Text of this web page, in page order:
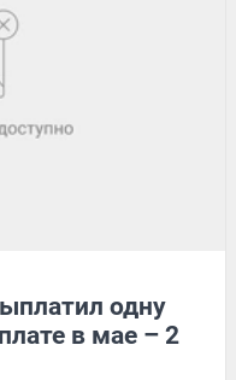
одну
в мае – 2